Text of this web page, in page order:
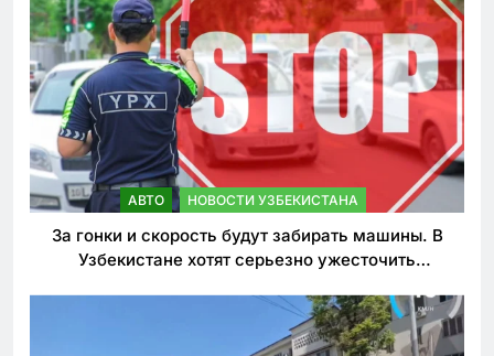
АВТО НОВОСТИ УЗБЕКИСТАНА
За гонки и скорость будут забирать машины. В
Узбекистане хотят серьезно ужесточить